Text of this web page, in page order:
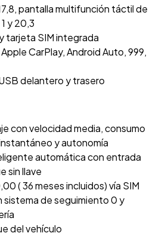
pantalla multifunción táctil de
y 20,3
tarjeta SIM integrada
CarPlay, Android Auto, 999,
delantero y trasero
con velocidad media, consumo
y autonomía
automática con entrada
sin llave
( 36 meses incluidos) vía SIM
sistema de seguimiento 0 y
del vehículo